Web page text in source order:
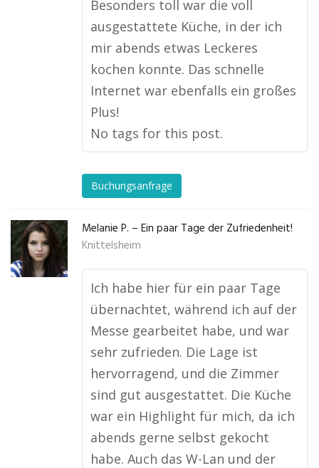
Besonders toll war die voll
ausgestattete Küche, in der ich
mir abends etwas Leckeres
kochen konnte. Das schnelle
Internet war ebenfalls ein großes
Plus!
No tags for this post.
Buchungsanfrage
Melanie P. – Ein paar Tage der Zufriedenheit!
Knittelsheim
Ich habe hier für ein paar Tage
übernachtet, während ich auf der
Messe gearbeitet habe, und war
sehr zufrieden. Die Lage ist
hervorragend, und die Zimmer
sind gut ausgestattet. Die Küche
war ein Highlight für mich, da ich
abends gerne selbst gekocht
habe. Auch das W-Lan und der